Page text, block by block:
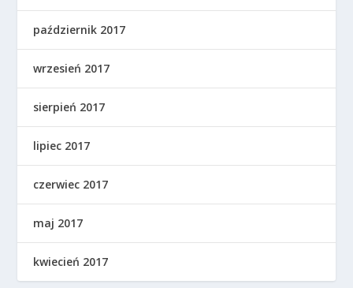
październik 2017
wrzesień 2017
sierpień 2017
lipiec 2017
czerwiec 2017
maj 2017
kwiecień 2017